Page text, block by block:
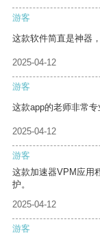
游客
这款软件简直是神器
2025-04-12
游客
这款app的老师非常
2025-04-12
游客
这款加速器VPM应用
护。
2025-04-12
游客